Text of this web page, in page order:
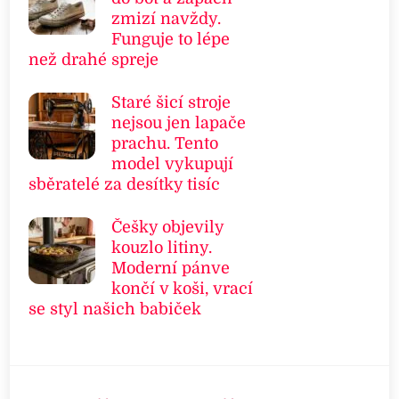
zmizí navždy.
Funguje to lépe
než drahé spreje
Staré šicí stroje
nejsou jen lapače
prachu. Tento
model vykupují
sběratelé za desítky tisíc
Češky objevily
kouzlo litiny.
Moderní pánve
končí v koši, vrací
se styl našich babiček